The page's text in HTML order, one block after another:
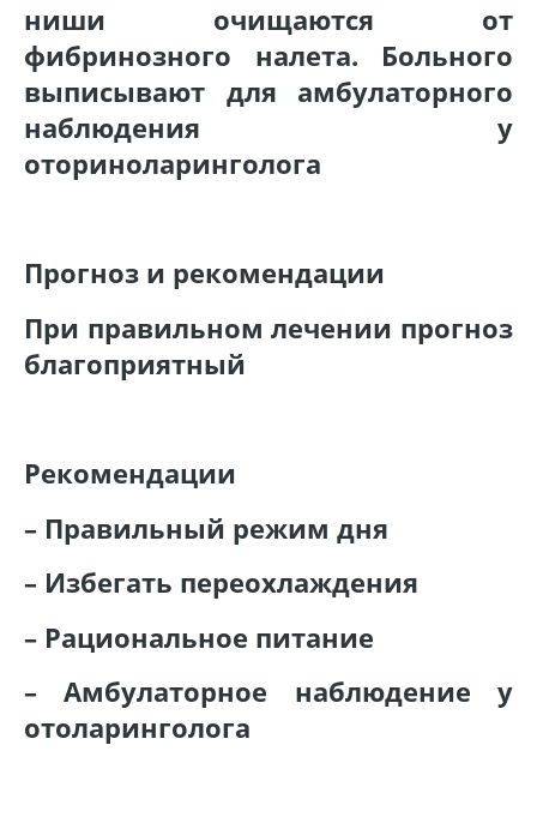
ниши очищаются от
фибринозного налета. Больного
выписывают для амбулаторного
наблюдения у
оториноларинголога
Прогноз и рекомендации
При правильном лечении прогноз
благоприятный
Рекомендации
– Правильный режим дня
– Избегать переохлаждения
– Рациональное питание
– Амбулаторное наблюдение у
отоларинголога